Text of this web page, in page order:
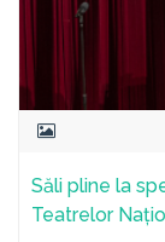
Săli pline la
Teatrelor